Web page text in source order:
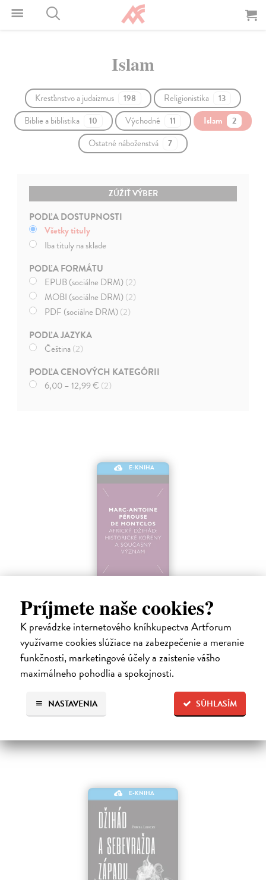
Príjmete naše cookies?
K prevádzke internetového kníhkupectva Artforum
využívame cookies slúžiace na zabezpečenie a meranie
funkčnosti, marketingové účely a zaistenie vášho
maximálneho pohodlia a spokojnosti.
SÚHLASÍM
NASTAVENIA
Islam
Kresťanstvo a judaizmus 198 Religionistika 13
Biblie a biblistika 10 Východné 11 Islam 2
Ostatné náboženstvá 7
ZÚŽIŤ VÝBER
PODĽA DOSTUPNOSTI
Všetky tituly
Iba tituly na sklade
PODĽA FORMÁTU
EPUB (sociálne DRM)(2)
MOBI (sociálne DRM)(2)
PDF (sociálne DRM)(2)
PODĽA JAZYKA
Čeština(2)
PODĽA CENOVÝCH KATEGÓRII
6,00 – 12,99 € (2)
E-KNIHA
Africký džihád
Pérouse de Montclos Marc-Antoine| Elektronická kniha
Boko Haram v povodí Čadského jezera, hnutí aš-Šabáb v oblasti
Afrického rohu nebo stále se přeskupující frakce Al-Káidy v
islámském Maghrebu (AKIM), které se ze západoafrického Mali šíří
do okolních států.…
Na stiahnutie akoEPUB,MOBIaPDF
7,00 €
E-KNIHA